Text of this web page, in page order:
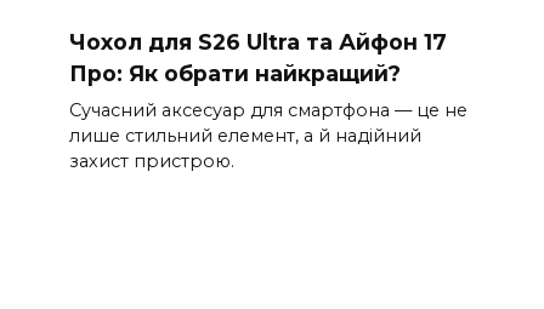
Чохол для S26 Ultra та Айфон 17
Про: Як обрати найкращий?
Сучасний аксесуар для смартфона — це не
лише стильний елемент, а й надійний
захист пристрою.